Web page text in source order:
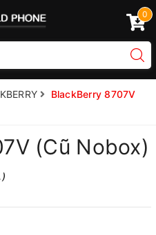
0
BlackBerry 8707V
(Cũ Nobox)